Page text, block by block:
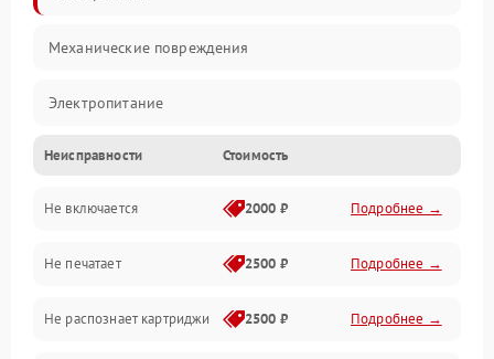
Механические повреждения
Электропитание
Работа системы
Механика
Оптика
Программное обеспечение
Неисправности Стоимость
Не включается 2000 ₽ Подробнее →
Не печатает 2500 ₽ Подробнее →
Не распознает картриджи 2500 ₽ Подробнее →